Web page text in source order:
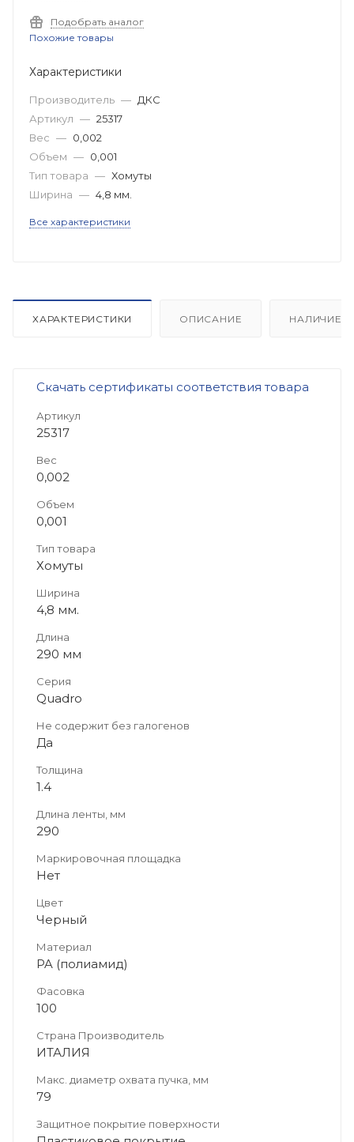
Подобрать аналог
Похожие товары
Характеристики
Производитель — ДКС
Артикул — 25317
Вес — 0,002
Объем — 0,001
Тип товара — Хомуты
Ширина — 4,8 мм.
Все характеристики
ХАРАКТЕРИСТИКИ ОПИСАНИЕ НАЛИЧИЕ
Скачать сертификаты соответствия товара
Артикул
25317
Вес
0,002
Объем
0,001
Тип товара
Хомуты
Ширина
4,8 мм.
Длина
290 мм
Серия
Quadro
Не содержит без галогенов
Да
Толщина
1.4
Длина ленты, мм
290
Маркировочная площадка
Нет
Цвет
Черный
Материал
PA (полиамид)
Фасовка
100
Страна Производитель
ИТАЛИЯ
Макс. диаметр охвата пучка, мм
79
Защитное покрытие поверхности